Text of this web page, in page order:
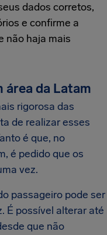
dados corretos,
e confirme a
não haja mais
área da Latam
rigorosa das
de realizar esses
é que, no
é pedido que os
vez.
passageiro pode ser
É possível alterar até
que não